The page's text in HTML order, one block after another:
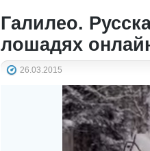
Галилео.
лошадях
26.03.2015